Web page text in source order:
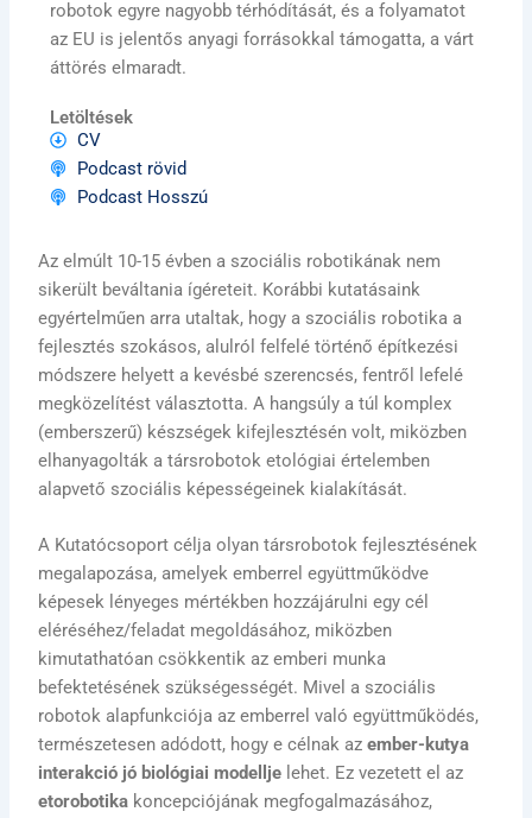
robotok egyre nagyobb térhódítását, és a folyamatot
az EU is jelentős anyagi forrásokkal támogatta, a várt
áttörés elmaradt.
Letöltések
CV
Podcast rövid
Podcast Hosszú
Az elmúlt 10-15 évben a szociális robotikának nem
sikerült beváltania ígéreteit. Korábbi kutatásaink
egyértelműen arra utaltak, hogy a szociális robotika a
fejlesztés szokásos, alulról felfelé történő építkezési
módszere helyett a kevésbé szerencsés, fentről lefelé
megközelítést választotta. A hangsúly a túl komplex
(emberszerű) készségek kifejlesztésén volt, miközben
elhanyagolták a társrobotok etológiai értelemben
alapvető szociális képességeinek kialakítását.
A Kutatócsoport célja olyan társrobotok fejlesztésének
megalapozása, amelyek emberrel együttműködve
képesek lényeges mértékben hozzájárulni egy cél
eléréséhez/feladat megoldásához, miközben
kimutathatóan csökkentik az emberi munka
befektetésének szükségességét. Mivel a szociális
robotok alapfunkciója az emberrel való együttműködés,
természetesen adódott, hogy e célnak azember-kutya
interakció jó biológiai modellje lehet. Ez vezetett el az
etorobotika koncepciójának megfogalmazásához,